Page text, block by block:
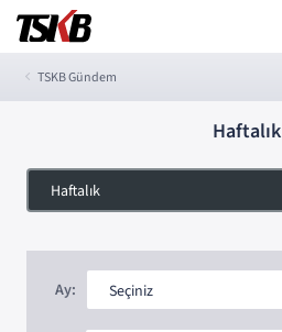
TSKB Gündem
Haftalık
Ay: